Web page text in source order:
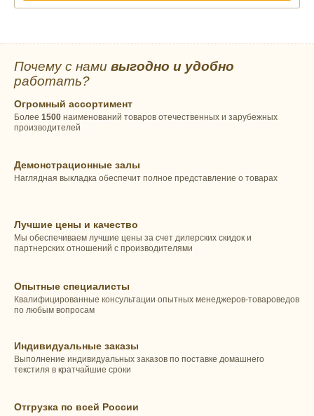
Почему с нами выгодно и удобно
работать?
Огромный ассортимент
Более 1500 наименований товаров отечественных и зарубежных
производителей
Демонстрационные залы
Наглядная выкладка обеспечит полное представление о товарах
Лучшие цены и качество
Мы обеспечиваем лучшие цены за счет дилерских скидок и
партнерских отношений с производителями
Опытные специалисты
Квалифицированные консультации опытных менеджеров-товароведов
по любым вопросам
Индивидуальные заказы
Выполнение индивидуальных заказов по поставке домашнего
текстиля в кратчайшие сроки
Отгрузка по всей России